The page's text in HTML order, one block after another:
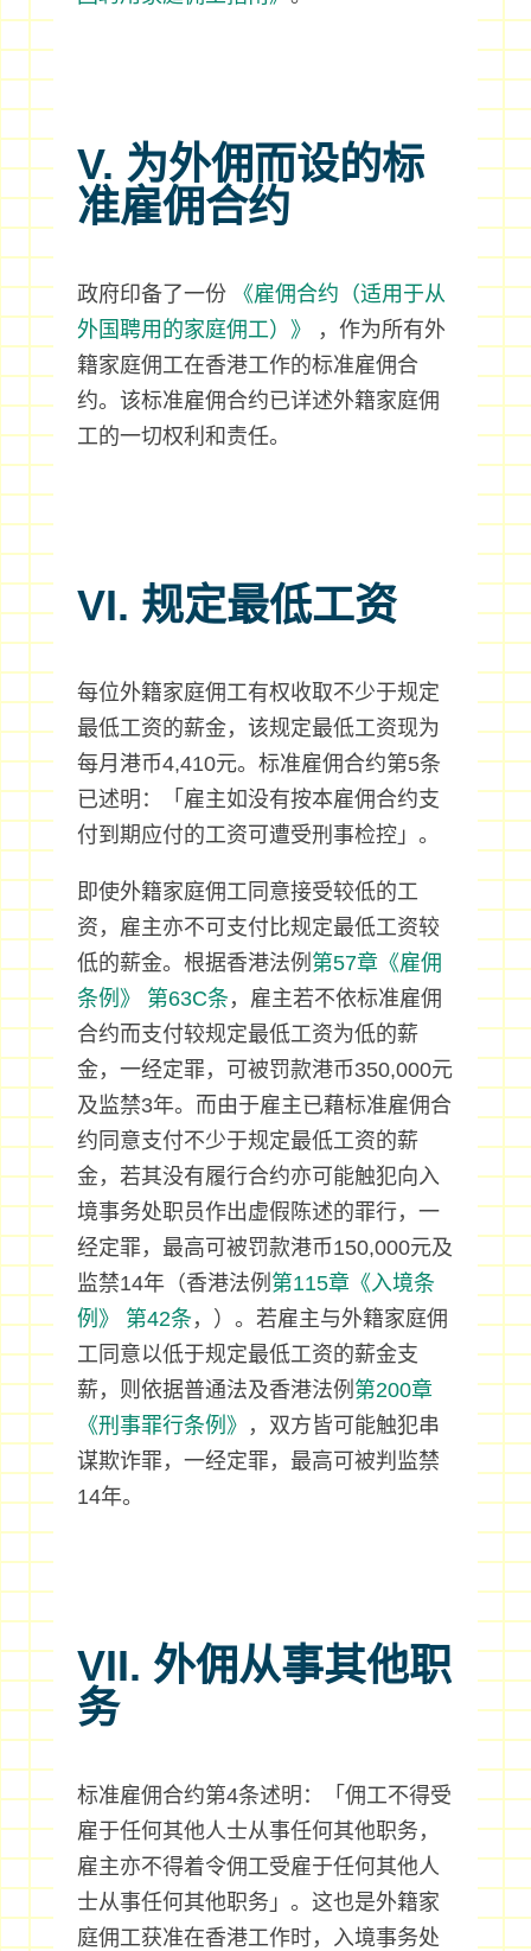
V. 为外佣而设的标
准雇佣合约
政府印备了一份
《雇佣合约（适用于从
外国聘用的家庭佣工）》
，作为所有外
籍家庭佣工在香港工作的标准雇佣合
约。该标准雇佣合约已详述外籍家庭佣
工的一切权利和责任。
VI. 规定最低工资
每位外籍家庭佣工有权收取不少于规定
最低工资的薪金，该规定最低工资现为
每月港币4,410元。标准雇佣合约第5条
已述明：「雇主如没有按本雇佣合约支
付到期应付的工资可遭受刑事检控」。
即使外籍家庭佣工同意接受较低的工
资，雇主亦不可支付比规定最低工资较
低的薪金。根据香港法例 第57章《雇佣
条例》
第63C条，雇主若不依标准雇佣
合约而支付较规定最低工资为低的薪
金，一经定罪，可被罚款港币350,000元
及监禁3年。而由于雇主已藉标准雇佣合
约同意支付不少于规定最低工资的薪
金，若其没有履行合约亦可能触犯向入
境事务处职员作出虚假陈述的罪行，一
经定罪，最高可被罚款港币150,000元及
监禁14年（香港法例 第115章《入境条
例》
第42条，）。若雇主与外籍家庭佣
工同意以低于规定最低工资的薪金支
薪，则依据普通法及香港法例 第200章
《刑事罪行条例》 ，双方皆可能触犯串
谋欺诈罪，一经定罪，最高可被判监禁
14年。
VII. 外佣从事其他职
务
标准雇佣合约第4条述明：「佣工不得受
雇于任何其他人士从事任何其他职务，
雇主亦不得着令佣工受雇于任何其他人
士从事任何其他职务」。这也是外籍家
庭佣工获准在香港工作时，入境事务处